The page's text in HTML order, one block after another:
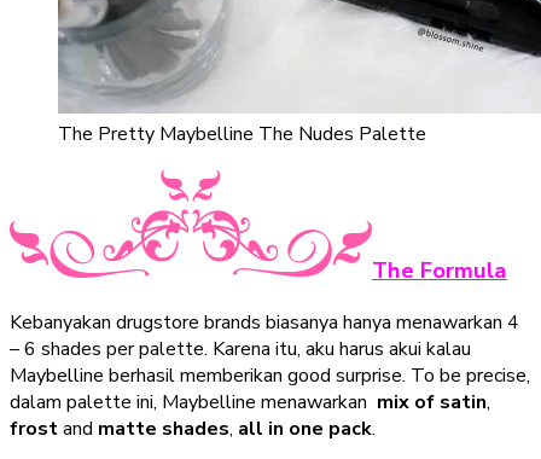
The Pretty Maybelline The Nudes Palette
The Formula
Kebanyakan drugstore brands biasanya hanya menawarkan 4
– 6 shades per palette. Karena itu, aku harus akui kalau
Maybelline berhasil memberikan good surprise. To be precise,
dalam palette ini, Maybelline menawarkan mix of satin,
frostand matte shades, all in one pack.